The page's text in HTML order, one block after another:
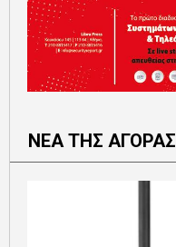
ΝΕΑ ΤΗΣ ΑΓΟΡΑΣ